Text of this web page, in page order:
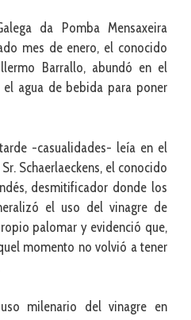
da Pomba Mensaxeira
mes de enero, el conocido
Barrallo, abundó en el
agua de bebida para poner
-casualidades- leía en el
Schaerlaeckens, el conocido
desmitificador donde los
el uso del vinagre de
palomar y evidenció que,
momento no volvió a tener
milenario del vinagre en